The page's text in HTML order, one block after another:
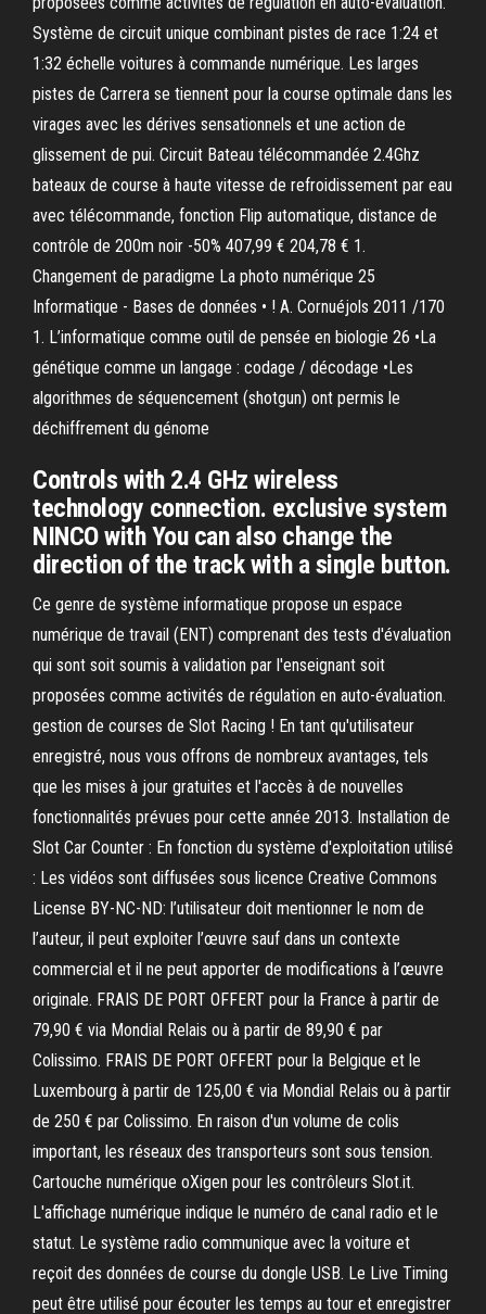
Système de circuit unique combinant pistes de race 1:24 et
1:32 échelle voitures à commande numérique. Les larges
pistes de Carrera se tiennent pour la course optimale dans les
virages avec les dérives sensationnels et une action de
glissement de pui. Circuit Bateau télécommandée 2.4Ghz
bateaux de course à haute vitesse de refroidissement par eau
avec télécommande, fonction Flip automatique, distance de
contrôle de 200m noir -50% 407,99 € 204,78 € 1.
Changement de paradigme La photo numérique 25
Informatique - Bases de données • ! A. Cornuéjols 2011 /170
1. L’informatique comme outil de pensée en biologie 26 •La
génétique comme un langage : codage / décodage •Les
algorithmes de séquencement (shotgun) ont permis le
déchiffrement du génome
Controls with 2.4 GHz wireless
technology connection. exclusive system
NINCO with You can also change the
direction of the track with a single button.
Ce genre de système informatique propose un espace
numérique de travail (ENT) comprenant des tests d'évaluation
qui sont soit soumis à validation par l'enseignant soit
proposées comme activités de régulation en auto-évaluation.
gestion de courses de Slot Racing ! En tant qu'utilisateur
enregistré, nous vous offrons de nombreux avantages, tels
que les mises à jour gratuites et l'accès à de nouvelles
fonctionnalités prévues pour cette année 2013. Installation de
Slot Car Counter : En fonction du système d'exploitation utilisé
: Les vidéos sont diffusées sous licence Creative Commons
License BY-NC-ND: l’utilisateur doit mentionner le nom de
l’auteur, il peut exploiter l’œuvre sauf dans un contexte
commercial et il ne peut apporter de modifications à l’œuvre
originale. FRAIS DE PORT OFFERT pour la France à partir de
79,90 € via Mondial Relais ou à partir de 89,90 € par
Colissimo. FRAIS DE PORT OFFERT pour la Belgique et le
Luxembourg à partir de 125,00 € via Mondial Relais ou à partir
de 250 € par Colissimo. En raison d'un volume de colis
important, les réseaux des transporteurs sont sous tension.
Cartouche numérique oXigen pour les contrôleurs Slot.it.
L'affichage numérique indique le numéro de canal radio et le
statut. Le système radio communique avec la voiture et
reçoit des données de course du dongle USB. Le Live Timing
peut être utilisé pour écouter les temps au tour et enregistrer